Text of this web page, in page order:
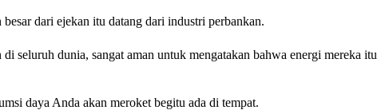
dari ejekan itu datang dari industri perbankan.
seluruh dunia, sangat aman untuk mengatakan bahwa energi mereka itu
daya Anda akan meroket begitu ada di tempat.